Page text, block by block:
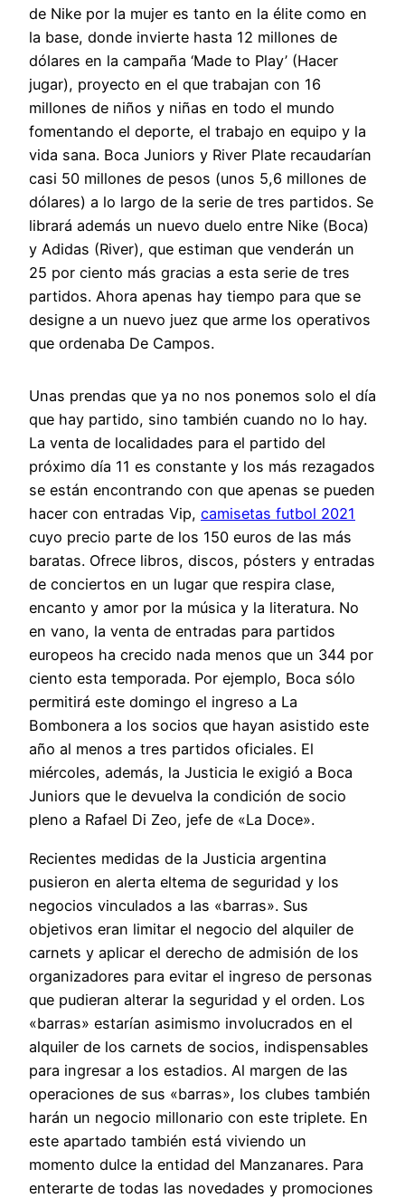
de Nike por la mujer es tanto en la élite como en
la base, donde invierte hasta 12 millones de
dólares en la campaña ‘Made to Play’ (Hacer
jugar), proyecto en el que trabajan con 16
millones de niños y niñas en todo el mundo
fomentando el deporte, el trabajo en equipo y la
vida sana. Boca Juniors y River Plate recaudarían
casi 50 millones de pesos (unos 5,6 millones de
dólares) a lo largo de la serie de tres partidos. Se
librará además un nuevo duelo entre Nike (Boca)
y Adidas (River), que estiman que venderán un
25 por ciento más gracias a esta serie de tres
partidos. Ahora apenas hay tiempo para que se
designe a un nuevo juez que arme los operativos
que ordenaba De Campos.
Unas prendas que ya no nos ponemos solo el día
que hay partido, sino también cuando no lo hay.
La venta de localidades para el partido del
próximo día 11 es constante y los más rezagados
se están encontrando con que apenas se pueden
hacer con entradas Vip, camisetas futbol 2021
cuyo precio parte de los 150 euros de las más
baratas. Ofrece libros, discos, pósters y entradas
de conciertos en un lugar que respira clase,
encanto y amor por la música y la literatura. No
en vano, la venta de entradas para partidos
europeos ha crecido nada menos que un 344 por
ciento esta temporada. Por ejemplo, Boca sólo
permitirá este domingo el ingreso a La
Bombonera a los socios que hayan asistido este
año al menos a tres partidos oficiales. El
miércoles, además, la Justicia le exigió a Boca
Juniors que le devuelva la condición de socio
pleno a Rafael Di Zeo, jefe de «La Doce».
Recientes medidas de la Justicia argentina
pusieron en alerta eltema de seguridad y los
negocios vinculados a las «barras». Sus
objetivos eran limitar el negocio del alquiler de
carnets y aplicar el derecho de admisión de los
organizadores para evitar el ingreso de personas
que pudieran alterar la seguridad y el orden. Los
«barras» estarían asimismo involucrados en el
alquiler de los carnets de socios, indispensables
para ingresar a los estadios. Al margen de las
operaciones de sus «barras», los clubes también
harán un negocio millonario con este triplete. En
este apartado también está viviendo un
momento dulce la entidad del Manzanares. Para
enterarte de todas las novedades y promociones